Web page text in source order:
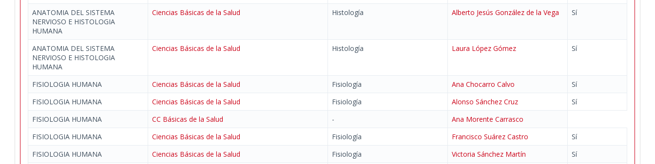
ANATOMIA DEL SISTEMA
NERVIOSO E HISTOLOGIA
HUMANA
Ciencias Básicas de la Salud Histología Alberto Jesús González de la Vega Sí
ANATOMIA DEL SISTEMA
NERVIOSO E HISTOLOGIA
HUMANA
Ciencias Básicas de la Salud Histología Laura López Gómez Sí
FISIOLOGIA HUMANA Ciencias Básicas de la Salud Fisiología Ana Chocarro Calvo
Sí
FISIOLOGIA HUMANA
Ciencias Básicas de la Salud Fisiología Alonso Sánchez Cruz
Sí
FISIOLOGIA HUMANA
CC Básicas de la Salud -
Ana Morente Carrasco
FISIOLOGIA HUMANA
Ciencias Básicas de la Salud Fisiología Francisco Suárez Castro
Sí
FISIOLOGIA HUMANA
Ciencias Básicas de la Salud Fisiología Victoria Sánchez Martín
Sí